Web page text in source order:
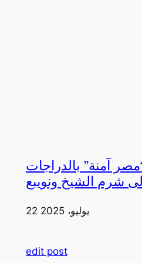
آمنة” بالدراجات
إلى شرم الشيخ ونويبع
22 يوليو، 2025
edit post